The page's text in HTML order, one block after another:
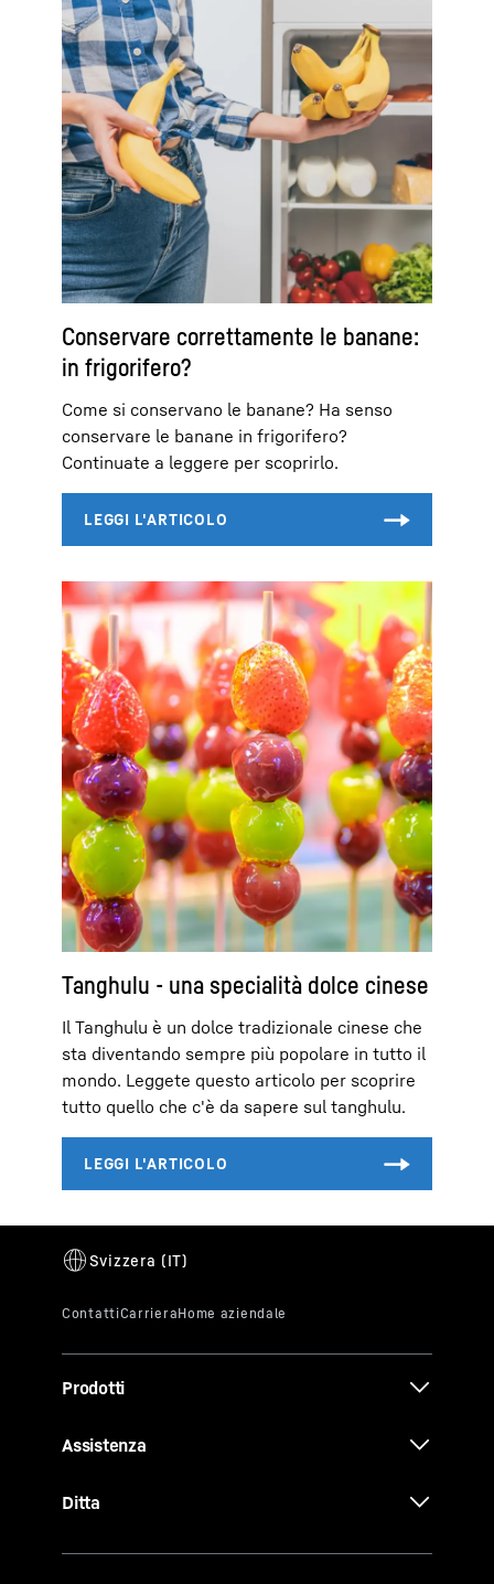
Conservare correttamente le banane:
in frigorifero?
Come si conservano le banane? Ha senso
conservare le banane in frigorifero?
Continuate a leggere per scoprirlo.
Tanghulu - una specialità dolce cinese
Il Tanghulu è un dolce tradizionale cinese che
sta diventando sempre più popolare in tutto il
mondo. Leggete questo articolo per scoprire
tutto quello che c'è da sapere sul tanghulu.
Prodotti
Assistenza
Ditta